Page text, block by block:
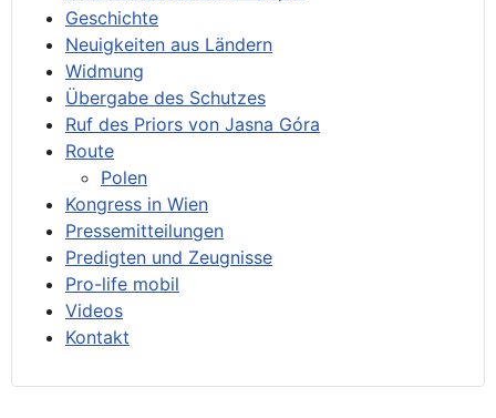
Geschichte
Neuigkeiten aus Ländern
Widmung
Übergabe des Schutzes
Ruf des Priors von Jasna Góra
Route
Polen
Kongress in Wien
Pressemitteilungen
Predigten und Zeugnisse
Pro-life mobil
Videos
Kontakt